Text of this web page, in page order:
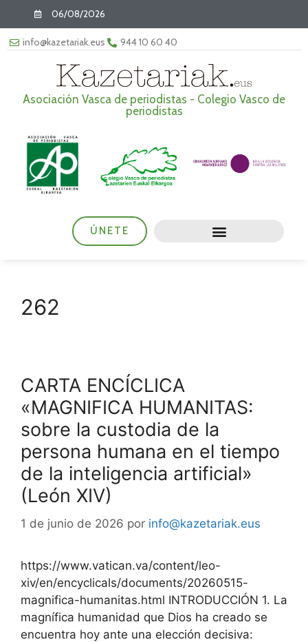
06/08/2026
info@kazetariak.eus 944 10 60 40
Asociación Vasca de periodistas - Colegio Vasco de
periodistas
ÚNETE
262
CARTA ENCÍCLICA
«MAGNIFICA HUMANITAS:
sobre la custodia de la
persona humana en el tiempo
de la inteligencia artificial»
(León XIV)
1 de junio de 2026 por info@kazetariak.eus
https://www.vatican.va/content/leo-
xiv/en/encyclicals/documents/20260515-
magnifica-humanitas.html INTRODUCCIÓN 1. La
magnífica humanidad que Dios ha creado se
encuentra hoy ante una elección decisiva: